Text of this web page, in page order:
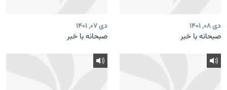
دی ۰۸, ۱۴۰۱
صبحانه با خبر
دی ۰۷, ۱۴۰۱
صبحانه با خبر